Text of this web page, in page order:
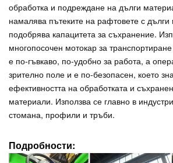
обработка и подреждане на дълги
намалява пътеките на рафтовете с
подобрява капацитета за съхранение.
многопосочен мотокар за
е по-гъвкаво, по-удобно за работа, а
зрително поле и е по-безопасен, което
ефективността на обработката и
материали. Използва се главно в
стомана, профили и тръби.
Подробности: